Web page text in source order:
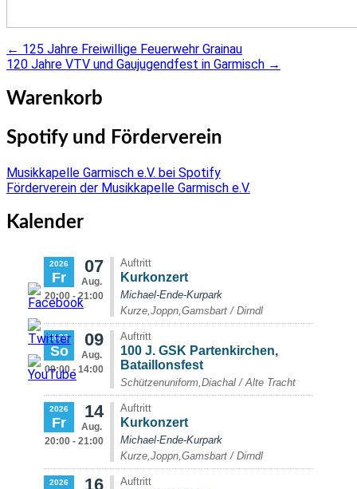
Post
navigation
← 125 Jahre Freiwillige Feuerwehr Grainau
120 Jahre VTV und Gaujugendfest in Garmisch →
Warenkorb
Spotify und Förderverein
Musikkapelle Garmisch e.V. bei Spotify
Förderverein der Musikkapelle Garmisch e.V.
Kalender